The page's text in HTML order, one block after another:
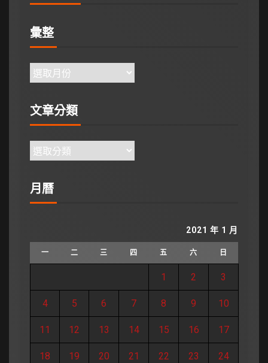
彙整
文章分類
月曆
2021 年 1 月
一 二 三 四 五 六 日
1 2 3
4 5 6 7 8 9 10
11 12 13 14 15 16 17
18 19 20 21 22 23 24